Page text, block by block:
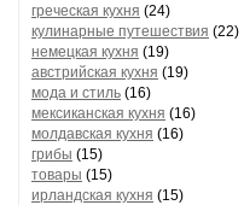
греческая кухня (24)
кулинарные путешествия (22)
немецкая кухня (19)
австрийская кухня (19)
мода и стиль (16)
мексиканская кухня (16)
молдавская кухня (16)
грибы (15)
товары (15)
ирландская кухня (15)